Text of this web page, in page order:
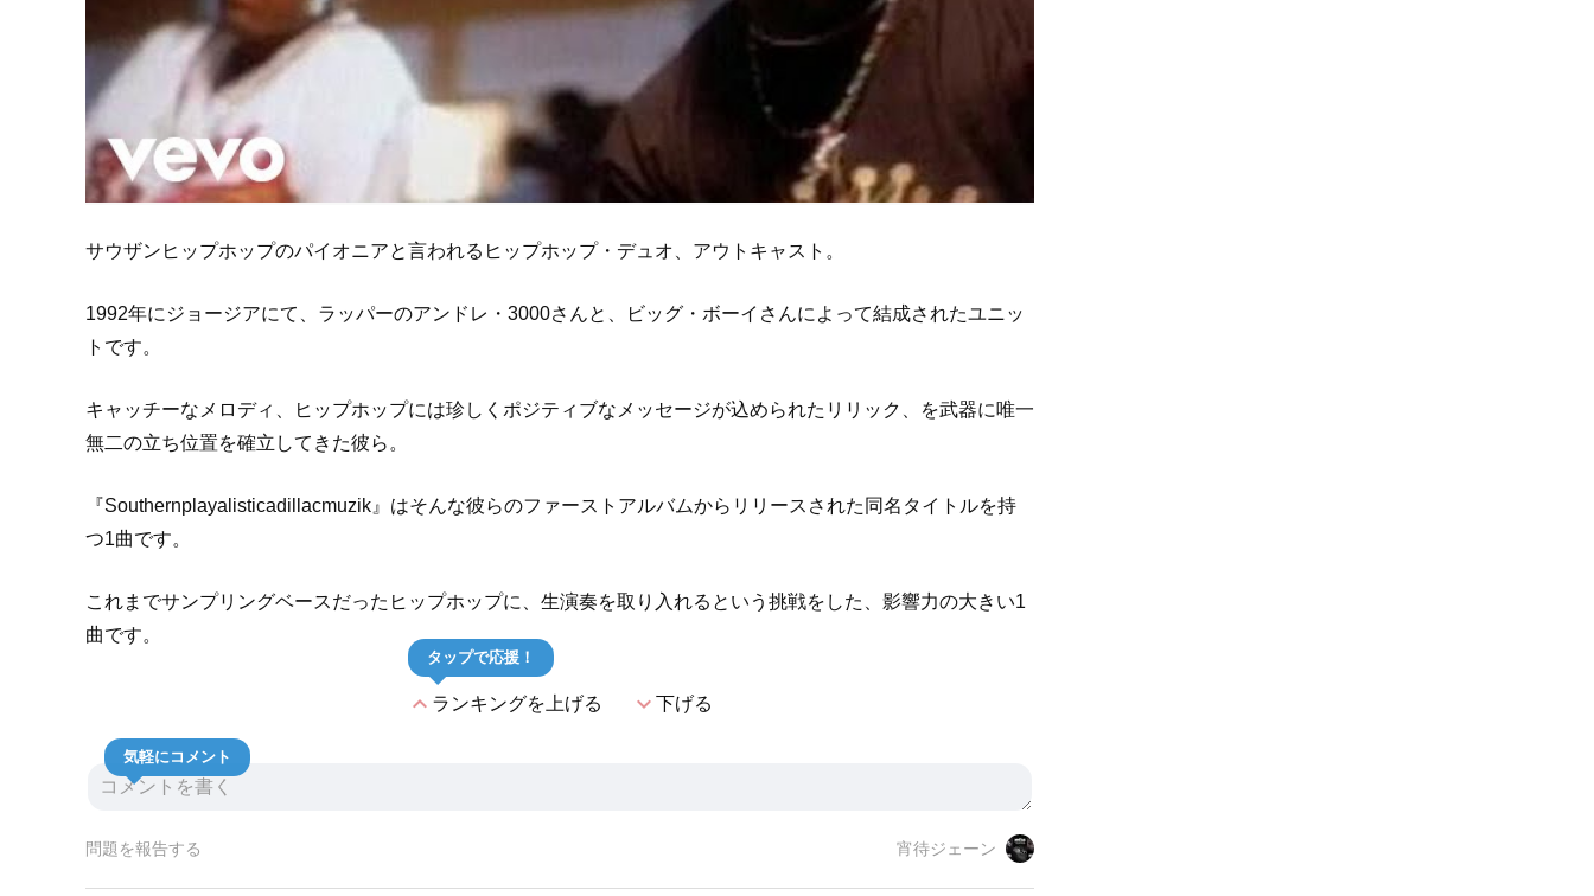
サウザンヒップホップのパイオニアと言われるヒップホップ・デュオ、アウトキャスト。
1992年にジョージアにて、ラッパーのアンドレ・3000さんと、ビッグ・ボーイさんによって結成されたユニッ
トです。
キャッチーなメロディ、ヒップホップには珍しくポジティブなメッセージが込められたリリック、を武器に唯一
無二の立ち位置を確立してきた彼ら。
『Southernplayalisticadillacmuzik』はそんな彼らのファーストアルバムからリリースされた同名タイトルを持
つ1曲です。
これまでサンプリングベースだったヒップホップに、生演奏を取り入れるという挑戦をした、影響力の大きい1
曲です。
expand_lessランキングを上げる
タップで応援！
expand_more下げる
気軽にコメント
宵待ジェーン
問題を報告する